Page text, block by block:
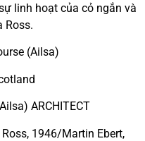
linh hoạt của cỏ ngắn và
Ross.
(Ailsa)
ARCHITECT
1946/Martin Ebert,